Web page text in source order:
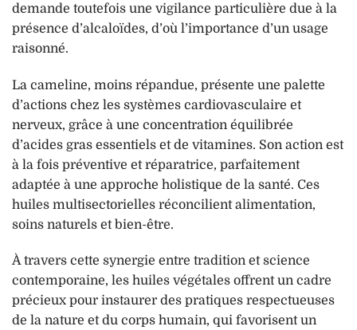
demande toutefois une vigilance particulière due à la
présence d’alcaloïdes, d’où l’importance d’un usage
raisonné.
La cameline, moins répandue, présente une palette
d’actions chez les systèmes cardiovasculaire et
nerveux, grâce à une concentration équilibrée
d’acides gras essentiels et de vitamines. Son action est
à la fois préventive et réparatrice, parfaitement
adaptée à une approche holistique de la santé. Ces
huiles multisectorielles réconcilient alimentation,
soins naturels et bien-être.
À travers cette synergie entre tradition et science
contemporaine, les huiles végétales offrent un cadre
précieux pour instaurer des pratiques respectueuses
de la nature et du corps humain, qui favorisent un